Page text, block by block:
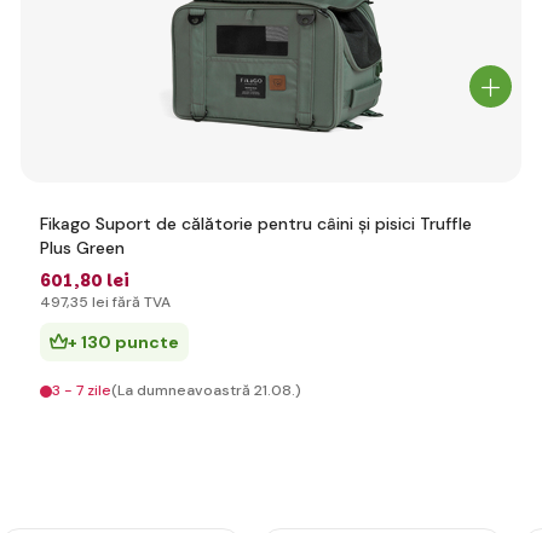
Fikago Suport de călătorie pentru câini și pisici Truffle
Plus Green
601,80 lei
497,35 lei fără TVA
+ 130 puncte
3 - 7 zile(La dumneavoastră 21.08.)